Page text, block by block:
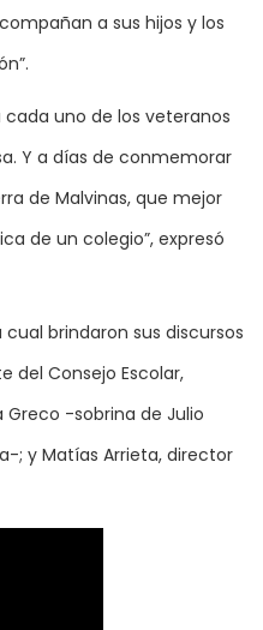
a sus hijos y los
cada uno de los veteranos
Y a días de conmemorar
de Malvinas, que mejor
de un colegio”, expresó
brindaron sus discursos
del Consejo Escolar,
Greco -sobrina de Julio
; y Matías Arrieta, director